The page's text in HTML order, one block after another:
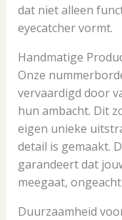
dat niet alleen
eyecatcher vormt.
Handmatige
Onze
vervaardigd door
hun ambacht. Dit
eigen unieke
detail is gemaakt.
garandeert dat
meegaat,
Duurzaamheid